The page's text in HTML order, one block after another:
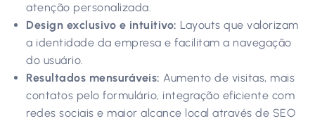
atenção personalizada.
Design exclusivo e intuitivo: Layouts que valorizam
a identidade da empresa e facilitam a navegação
do usuário.
Resultados mensuráveis: Aumento de visitas, mais
contatos pelo formulário, integração eficiente com
redes sociais e maior alcance local através de SEO